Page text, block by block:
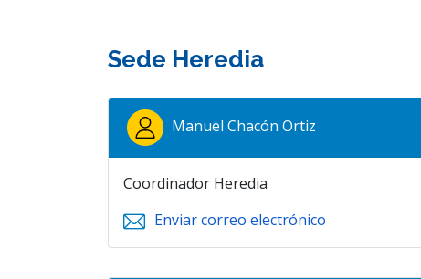
Sede Heredia
Manuel Chacón Ortiz
Coordinador Heredia
Enviar correo electrónico